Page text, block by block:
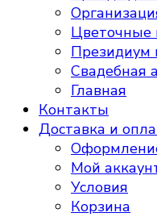
Цветочные
Президиум
Свадебная
Главная
Контакты
Доставка и
Мой
Условия
Корзина